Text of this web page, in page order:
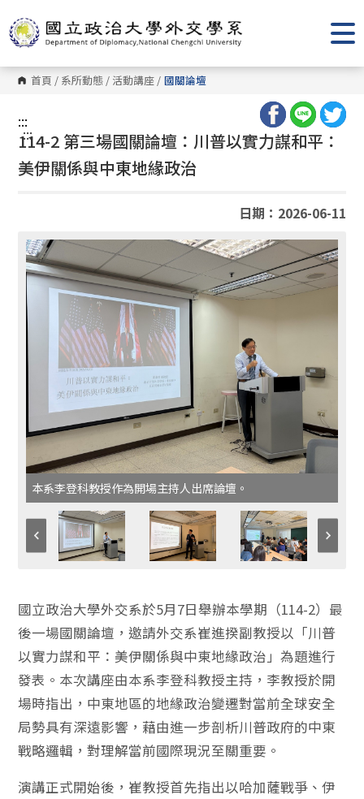
到
主
要
內
容
區 首頁 / 系所動態 / 活動講座 / 國關論壇
:::
:::
114-2 第三場國關論壇：川普以實力謀和平：
美伊關係與中東地緣政治
日期：2026-06-11
本系李登科教授作為開場主持人出席論壇。
國立政治大學外交系於5月7日舉辦本學期（114-2）最
後一場國關論壇，邀請外交系崔進揆副教授以「川普
以實力謀和平：美伊關係與中東地緣政治」為題進行
發表。本次講座由本系李登科教授主持，李教授於開
場時指出，中東地區的地緣政治變遷對當前全球安全
局勢具有深遠影響，藉由進一步剖析川普政府的中東
戰略邏輯，對理解當前國際現況至關重要。
演講正式開始後，崔教授首先指出以哈加薩戰爭、伊